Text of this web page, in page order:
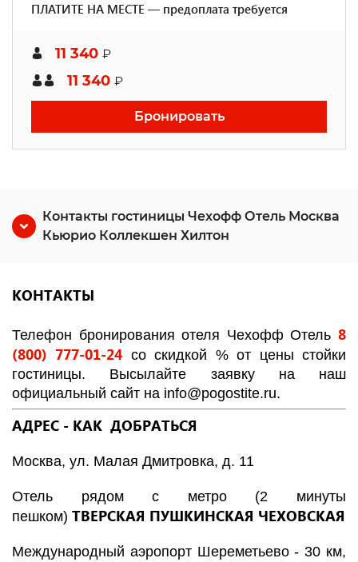
ПЛАТИТЕ НА МЕСТЕ — предоплата требуется
11 340 ₽
11 340 ₽
Бронировать
Контакты гостиницы Чехофф Отель Москва
Кьюрио Коллекшен Хилтон
КОНТАКТЫ
Телефон бронирования отеля Чехофф Отель 8
(800) 777-01-24 со скидкой % от цены стойки
гостиницы. Высылайте заявку на наш
официальный сайт на info@pogostite.ru.
АДРЕС - КАК ДОБРАТЬСЯ
Москва, ул. Малая Дмитровка, д. 11
Отель рядом с метро (2 минуты
пешком) ТВЕРСКАЯ ПУШКИНСКАЯ ЧЕХОВСКАЯ
Международный аэропорт Шереметьево - 30 км,